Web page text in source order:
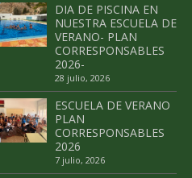
DIA DE PISCINA EN
NUESTRA ESCUELA DE
VERANO- PLAN
CORRESPONSABLES
2026-
28 julio, 2026
ESCUELA DE VERANO
PLAN
CORRESPONSABLES
2026
7 julio, 2026